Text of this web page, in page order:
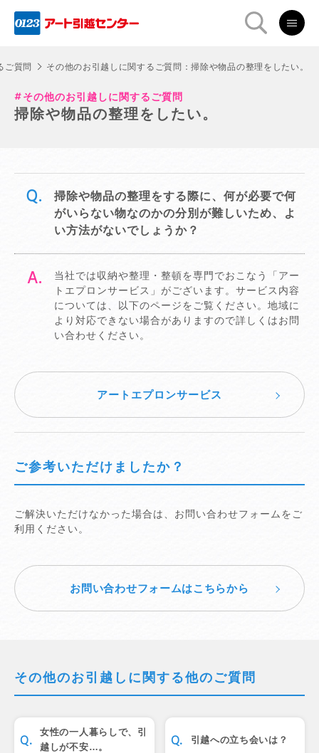
ご質問 その他のお引越しに関するご質問：掃除や物品の整理をしたい。
その他のお引越しに関するご質問
掃除や物品の整理をしたい。
掃除や物品の整理をする際に、何が必要で何
がいらない物なのかの分別が難しいため、よ
い方法がないでしょうか？
当社では収納や整理・整頓を専門でおこなう「アー
トエプロンサービス」がございます。サービス内容
については、以下のページをご覧ください。地域に
より対応できない場合がありますので詳しくはお問
い合わせください。
アートエプロンサービス
ご参考いただけましたか？
ご解決いただけなかった場合は、お問い合わせフォームをご
利用ください。
お問い合わせフォームはこちらから
その他のお引越しに関する他のご質問
女性の一人暮らしで、引
越しが不安…。
引越への立ち会いは？